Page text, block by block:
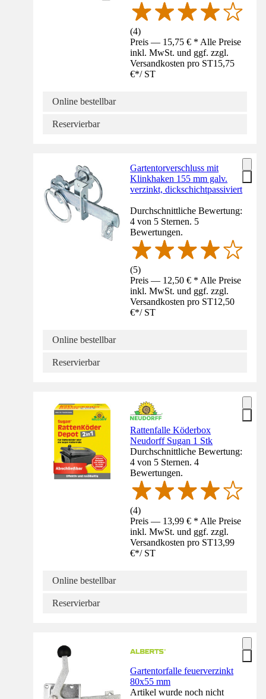
(4)
Preis — 15,75 € * Alle Preise
inkl. MwSt. und ggf. zzgl.
Versandkosten pro ST15,75
€*/ ST
Online bestellbar
Reservierbar
Gartentorverschluss mit
Klinkhaken 155 mm galv.
verzinkt, dickschichtpassiviert
Durchschnittliche Bewertung:
4 von 5 Sternen. 5
Bewertungen.
(5)
Preis — 12,50 € * Alle Preise
inkl. MwSt. und ggf. zzgl.
Versandkosten pro ST12,50
€*/ ST
Online bestellbar
Reservierbar
Rattenfalle Köderbox
Neudorff Sugan 1 Stk
Durchschnittliche Bewertung:
4 von 5 Sternen. 4
Bewertungen.
(4)
Preis — 13,99 € * Alle Preise
inkl. MwSt. und ggf. zzgl.
Versandkosten pro ST13,99
€*/ ST
Online bestellbar
Reservierbar
Gartentorfalle feuerverzinkt
80x55 mm
Artikel wurde noch nicht